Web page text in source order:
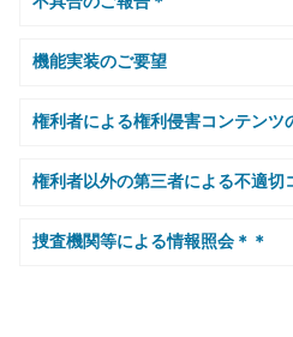
機能実装のご要望
権利者による権利侵害コンテンツ
権利者以外の第三者による不適切
捜査機関等による情報照会＊＊